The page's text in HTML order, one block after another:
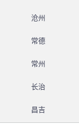
沧州
常德
常州
长治
昌吉